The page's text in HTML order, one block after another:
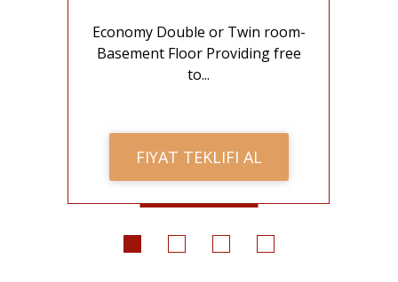
Economy Double or Twin room-
Basement Floor Providing free
to...
FIYAT TEKLIFI AL